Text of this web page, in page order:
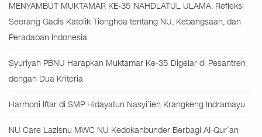
MENYAMBUT MUKTAMAR KE-35 NAHDLATUL ULAMA: Refleksi
Seorang Gadis Katolik Tionghoa tentang NU, Kebangsaan, dan
Peradaban Indonesia
Syuriyah PBNU Harapkan Muktamar Ke-35 Digelar di Pesantren
dengan Dua Kriteria
Harmoni Iftar di SMP Hidayatun Nasyi’ien Krangkeng Indramayu
NU Care Lazisnu MWC NU Kedokanbunder Berbagi Al-Qur’an